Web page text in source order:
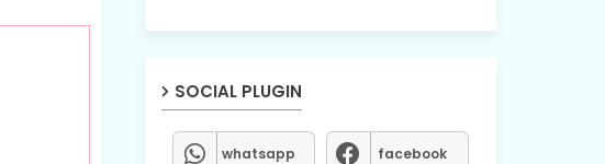
SOCIAL PLUGIN
whatsapp facebook